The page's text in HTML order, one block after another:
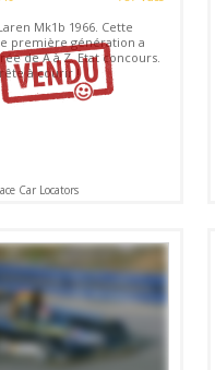
Mk1b 1966. Cette
première génération a
de A à Z. Etat concours.
à courir !
Car Locators